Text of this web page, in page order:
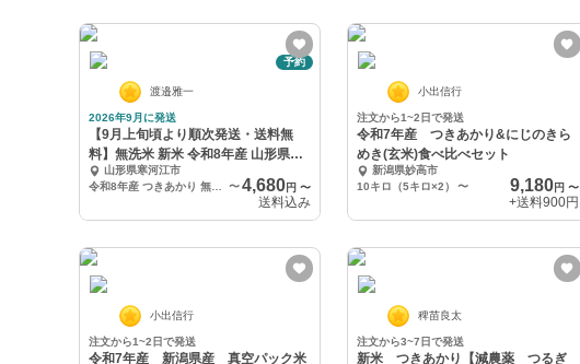
予約
渡邉雅一
2026年9月に発送
【9月上旬頃より順次発送・送料無
料】無洗米 新米 令和8年産 山形県産
つきあかり
山形県寒河江市
〜 4,680円 〜
送料込み
小出信行
注文から1~2日で発送
令和7年産 つきあかり&にじのきら
めき(玄米)食べ比べセット
新潟県妙高市
10キロ（5キロ×2）
〜 9,180円 〜
+送料900円
小出信行
注文から1~2日で発送
令和7年産 新潟県産 真空パック米
稗苗良太
注文から3~7日で発送
新米 つきあかり【減農薬 つるぎ